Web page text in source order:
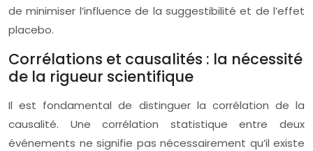
de minimiser l’influence de la suggestibilité et de l’effet
placebo.
Corrélations et causalités : la nécessité
de la rigueur scientifique
Il est fondamental de distinguer la corrélation de la
causalité. Une corrélation statistique entre deux
événements ne signifie pas nécessairement qu’il existe